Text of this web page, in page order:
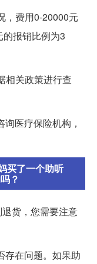
，费用0-20000元
报销比例为3
相关政策进行查
医疗保险机构，
买了一个助听
？
货，您需要注意
存在问题。如果助